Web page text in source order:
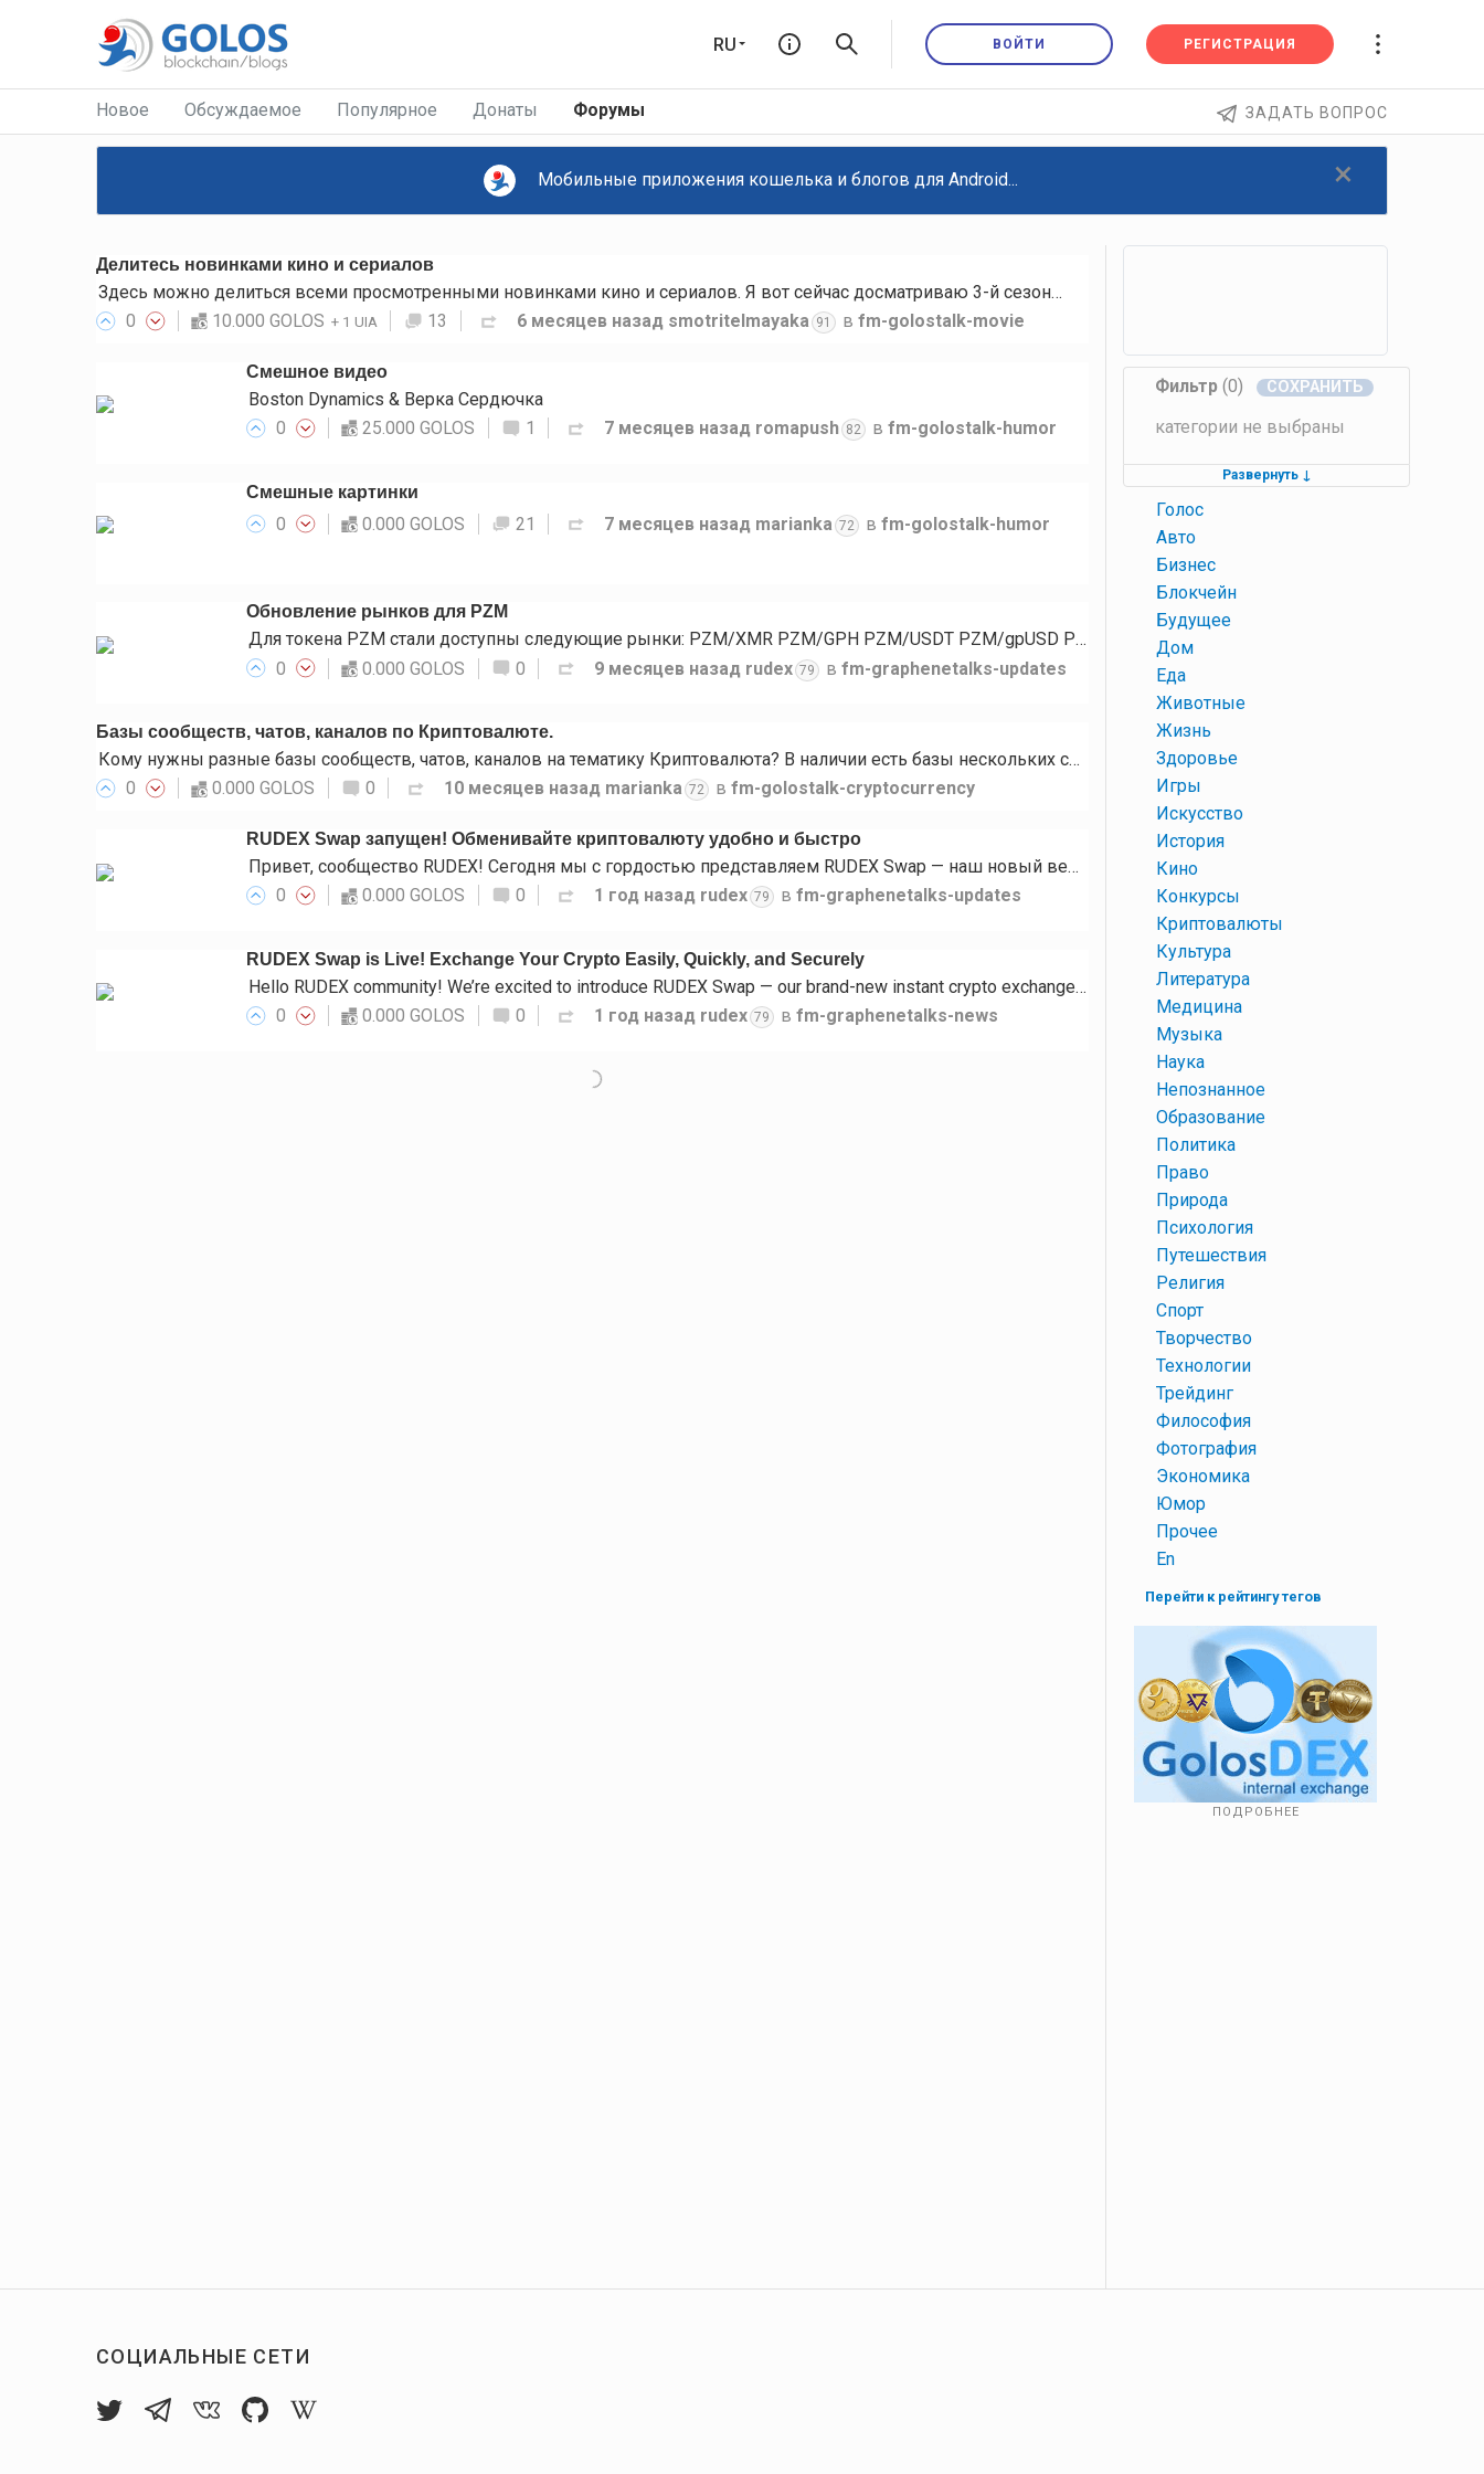
RU ВОЙТИ РЕГИСТРАЦИЯ
ЗАДАТЬ ВОПРОС
Новое Обсуждаемое Популярное Донаты Форумы
×
Мобильные приложения кошелька и блогов для Android...
Делитесь новинками кино и сериалов
Здесь можно делиться всеми просмотренными новинками кино и сериалов. Я вот сейчас досматриваю 3-й сезон…
0
10.000 GOLOS + 1 UIA 13 6 месяцев назад smotritelmayaka 91 в fm-golostalk-movie
Смешное видео
Boston Dynamics & Верка Сердючка
0
25.000 GOLOS 1 7 месяцев назад romapush 82 в fm-golostalk-humor
Смешные картинки
0 0.000 GOLOS 21 7 месяцев назад marianka 72 в fm-golostalk-humor
Обновление рынков для PZM
Для токена PZM стали доступны следующие рынки: PZM/XMR PZM/GPH PZM/USDT PZM/gpUSD PZM/gpEUR…
0
0.000 GOLOS 0 9 месяцев назад rudex 79 в fm-graphenetalks-updates
Базы сообществ, чатов, каналов по Криптовалюте.
Кому нужны разные базы сообществ, чатов, каналов на тематику Криптовалюта? В наличии есть базы нескольких социальных…
0
0.000 GOLOS 0 10 месяцев назад marianka 72 в fm-golostalk-cryptocurrency
RUDEX Swap запущен! Обменивайте криптовалюту удобно и быстро
Привет, сообщество RUDEX! Сегодня мы с гордостью представляем RUDEX Swap — наш новый веб-интерфейс мгновенного…
0
0.000 GOLOS 0 1 год назад rudex 79 в fm-graphenetalks-updates
RUDEX Swap is Live! Exchange Your Crypto Easily, Quickly, and Securely
Hello RUDEX community! We’re excited to introduce RUDEX Swap — our brand-new instant crypto exchange interface…
0
0.000 GOLOS 0 1 год назад rudex 79 в fm-graphenetalks-news
Фильтр (0)
категории не выбраны
Развернуть↓
Голос
Авто
Бизнес
Блокчейн
Будущее
Дом
Еда
Животные
Жизнь
Здоровье
Игры
Искусство
История
Кино
Конкурсы
Криптовалюты
Культура
Литература
Медицина
Музыка
Наука
Непознанное
Образование
Политика
Право
Природа
Психология
Путешествия
Религия
Спорт
Творчество
Технологии
Трейдинг
Философия
Фотография
Экономика
Юмор
Прочее
En
Перейти к рейтингу тегов
ПОДРОБНЕЕ
СОЦИАЛЬНЫЕ СЕТИ